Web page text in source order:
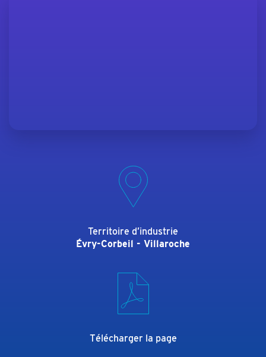
Territoire d’industrie
Évry-Corbeil - Villaroche
Télécharger la page